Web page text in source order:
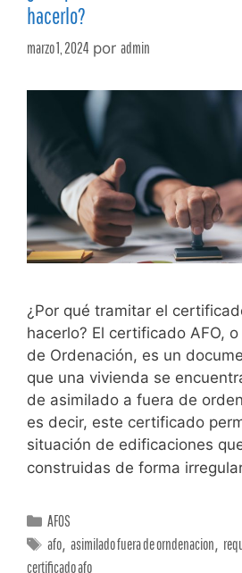
hacerlo?
marzo 1, 2024 por admin
¿Por qué tramitar el
hacerlo? El certificado AFO,
de Ordenación, es un
que una vivienda se
de asimilado a fuera de
es decir, este certificado
situación de edificaciones
construidas de forma
AFOS
afo,asimilado fuera de orndenacion,
certificado afo